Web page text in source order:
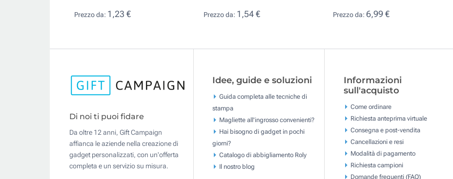
Prezzo da: 1,23 € Prezzo da: 1,54 € Prezzo da: 6,99 €
Di noi ti puoi fidare
Da oltre 12 anni, Gift Campaign
affianca le aziende nella creazione di
gadget personalizzati, con un'offerta
completa e un servizio su misura.
Idee, guide e soluzioni
Guida completa alle tecniche di
stampa
Magliette all'ingrosso convenienti?
Hai bisogno di gadget in pochi
giorni?
Catalogo di abbigliamento Roly
Il nostro blog
Informazioni
sull'acquisto
Come ordinare
Richiesta anteprima virtuale
Consegna e post-vendita
Cancellazioni e resi
Modalità di pagamento
Richiesta campioni
Domande frequenti (FAQ)